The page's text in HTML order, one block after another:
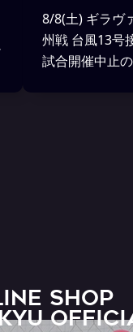
8/8(土) ギラヴ
州戦 台風13号
試合開催中止
SHOP